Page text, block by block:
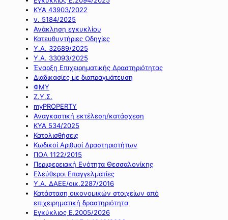
ΚΥΑ 43903/2022
ν. 5184/2025
Ανάκληση εγκυκλίου
Κατευθυντήριες Οδηγίες
Υ.Α. 32689/2025
Υ.Α. 33093/2025
Έναρξη Επιχειρηματικής Δραστηριότητας
Διαδικασίες με διαπραγμάτευση
ΦΜΥ
Ζ.Υ.Σ.
myPROPERTY
Αναγκαστική εκτέλεση/κατάσχεση
ΚΥΑ 534/2025
Κατολισθήσεις
Κωδικοί Αριθμοί Δραστηριοτήτων
ΠΟΛ 1122/2015
Περιφερειακή Ενότητα Θεσσαλονίκης
Ελεύθεροι Επαγγελματίες
Υ.Α. ΔΑΕΕ/οικ.2287/2016
Κατάσταση οικονομικών στοιχείων από
επιχειρηματική δραστηριότητα
Εγκύκλιος Ε.2005/2026